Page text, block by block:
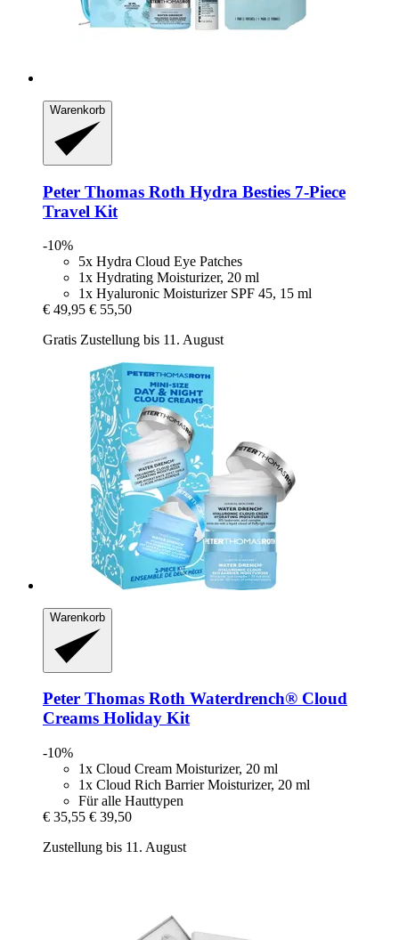
Warenkorb
Peter Thomas Roth Hydra Besties 7-​Piece
Travel Kit
-10%
5x Hydra Cloud Eye Patches
1x Hydrating Moisturizer, 20 ml
1x Hyaluronic Moisturizer SPF 45, 15 ml
€ 49,95 € 55,50
Gratis Zustellung bis 11. August
Warenkorb
Peter Thomas Roth Waterdrench® Cloud
Creams Holiday Kit
-10%
1x Cloud Cream Moisturizer, 20 ml
1x Cloud Rich Barrier Moisturizer, 20 ml
Für alle Hauttypen
€ 35,55 € 39,50
Zustellung bis 11. August